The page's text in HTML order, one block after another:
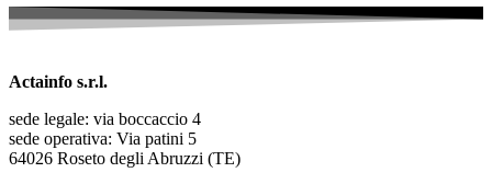
Actainfo s.r.l.
sede legale: via boccaccio 4
sede operativa: Via patini 5
64026 Roseto degli Abruzzi (TE)